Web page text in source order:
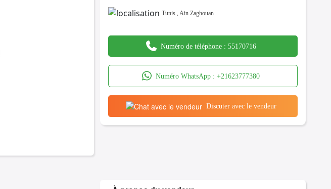
Tunis ,Ain Zaghouan
Numéro de téléphone : 55170716
Numéro WhatsApp : +21623777380
Discuter avec le vendeur